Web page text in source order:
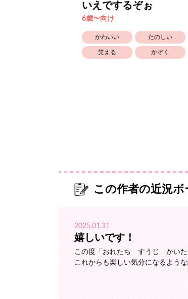
いえでするぞぉ
6歳〜向け
かわいい たのしい
笑える かぞく
この作者の近況ボ
2025.01.31
嬉しいです！
この度「おれたち すうじ かいた
これからも楽しい気分になるよう